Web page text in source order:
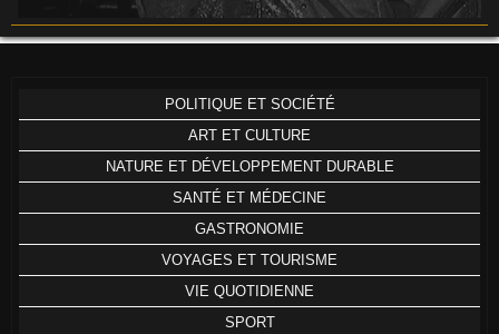
POLITIQUE ET SOCIÉTÉ
ART ET CULTURE
NATURE ET DÉVELOPPEMENT DURABLE
SANTÉ ET MÉDECINE
GASTRONOMIE
VOYAGES ET TOURISME
VIE QUOTIDIENNE
SPORT